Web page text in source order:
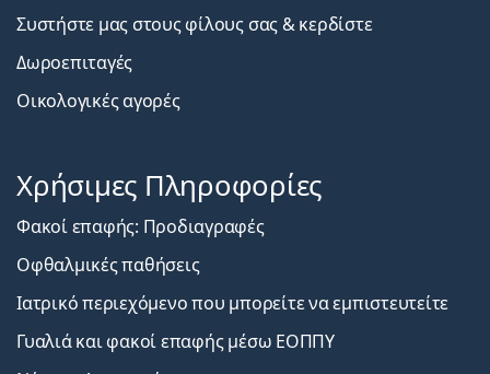
Συστήστε μας στους φίλους σας & κερδίστε
Δωροεπιταγές
Οικολογικές αγορές
Χρήσιμες Πληροφορίες
Φακοί επαφής: Προδιαγραφές
Οφθαλμικές παθήσεις
Ιατρικό περιεχόμενο που μπορείτε να εμπιστευτείτε
Γυαλιά και φακοί επαφής μέσω ΕΟΠΠΥ